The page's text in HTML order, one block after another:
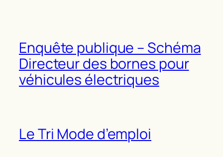
Enquête publique – Schéma
Directeur des bornes pour
véhicules électriques
Le Tri Mode d’emploi